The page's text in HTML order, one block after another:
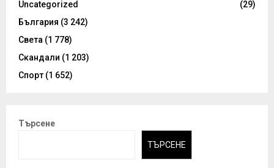
Uncategorized
(29)
България (3 242)
Света (1 778)
Скандали (1 203)
Спорт (1 652)
Търсене
ТЪРСЕНЕ